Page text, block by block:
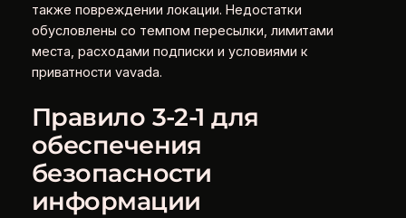
также повреждении локации. Недостатки
обусловлены со темпом пересылки, лимитами
места, расходами подписки и условиями к
приватности vavada.
Правило 3-2-1 для
обеспечения
безопасности
информации